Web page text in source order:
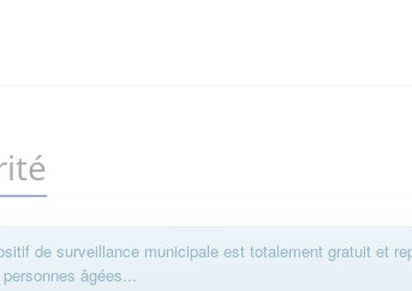
de surveillance municipale est totalement gratuit et
âgées...